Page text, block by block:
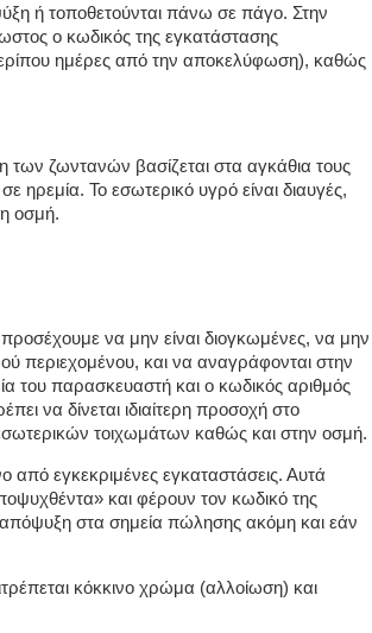
ή τοποθετούνται πάνω σε πάγο. Στην
ο κωδικός της εγκατάστασης
ημέρες από την αποκελύφωση), καθώς
των ζωντανών βασίζεται στα αγκάθια τους
ηρεμία. Το εσωτερικό υγρό είναι διαυγές,
οσμή.
να μην είναι διογκωμένες, να μην
περιεχομένου, και να αναγράφονται στην
του παρασκευαστή και ο κωδικός αριθμός
να δίνεται ιδιαίτερη προσοχή στο
τοιχωμάτων καθώς και στην οσμή.
εγκεκριμένες εγκαταστάσεις. Αυτά
και φέρουν τον κωδικό της
στα σημεία πώλησης ακόμη και εάν
κόκκινο χρώμα (αλλοίωση) και